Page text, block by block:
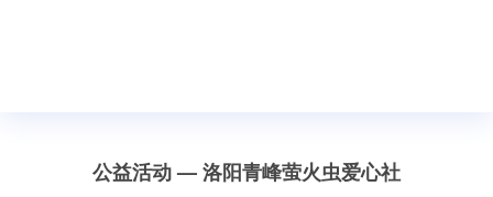
公益活动 — 洛阳青峰萤火虫爱心社